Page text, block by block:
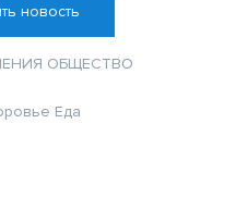
новость
ОБЩЕСТВО
Еда